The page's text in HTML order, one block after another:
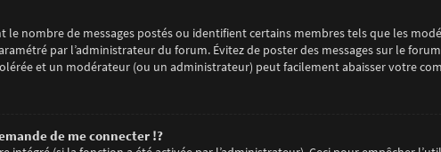
le nombre de messages postés ou identifient certains membres tels que les
par l’administrateur du forum. Évitez de poster des messages sur le
et un modérateur (ou un administrateur) peut facilement abaisser votre
de me connecter !?